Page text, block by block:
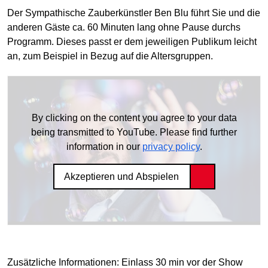
Der Sympathische Zauberkünstler Ben Blu führt Sie und die
anderen Gäste ca. 60 Minuten lang ohne Pause durchs
Programm. Dieses passt er dem jeweiligen Publikum leicht
an, zum Beispiel in Bezug auf die Altersgruppen.
By clicking on the content you agree to your data
being transmitted to YouTube. Please find further
information in our privacy policy.
Akzeptieren und Abspielen
Zusätzliche Informationen: Einlass 30 min vor der Show